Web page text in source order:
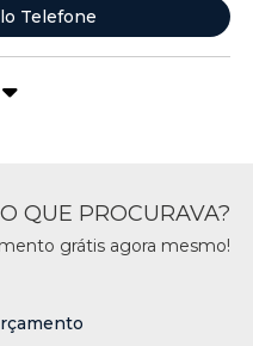
Telefone
QUE PROCURAVA?
grátis agora mesmo!